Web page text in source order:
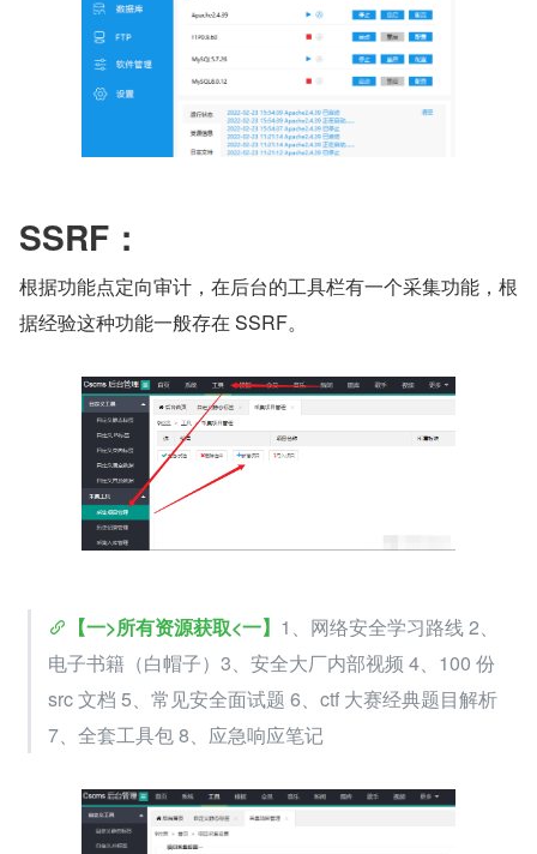
SSRF：
根据功能点定向审计，在后台的工具栏有一个采集功能，根
据经验这种功能一般存在 SSRF。
【一>所有资源获取<一】 1、网络安全学习路线 2、
电子书籍（白帽子）3、安全大厂内部视频 4、100 份
src 文档 5、常见安全面试题 6、ctf 大赛经典题目解析
7、全套工具包 8、应急响应笔记